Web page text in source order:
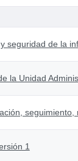
seguridad de la
la Unidad
1